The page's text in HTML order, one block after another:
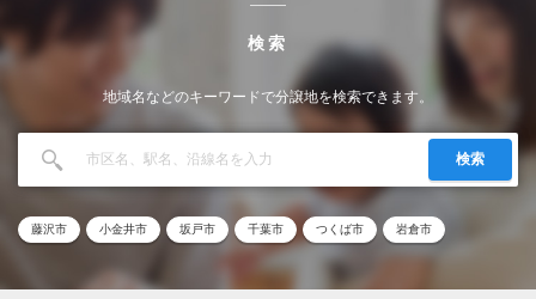
検索
地域名などのキーワードで分譲地を検索できます。
検索
藤沢市 小金井市 坂戸市 千葉市 つくば市 岩倉市